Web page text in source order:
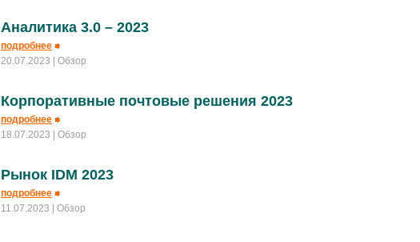
Аналитика 3.0 – 2023
подробнее
20.07.2023
| Обзор
Корпоративные почтовые решения 2023
подробнее
18.07.2023
| Обзор
Рынок IDM 2023
подробнее
11.07.2023
| Обзор